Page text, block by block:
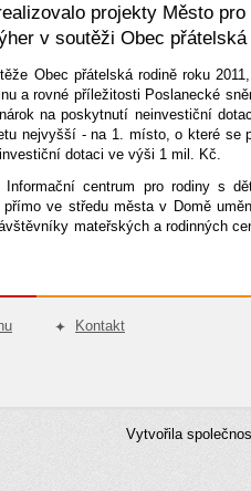
projekty Město
v soutěži Obec přátelská
Obec přátelská rodině roku
a rovné příležitosti Poslanecké
na poskytnutí neinvestiční
nejvyšší - na 1. místo, o které se
dotaci ve výši 1 mil. Kč.
centrum pro rodiny s
ve středu města v Domě
mateřských a rodinných
Kontakt
Vytvořila